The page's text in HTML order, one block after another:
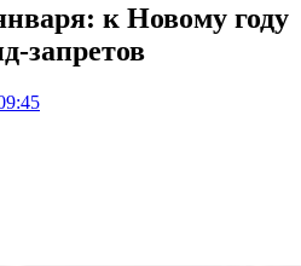
к Новому году
запретов